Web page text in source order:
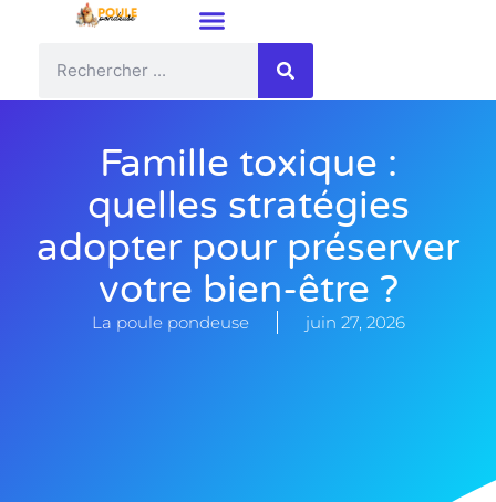
Famille toxique :
quelles stratégies
adopter pour préserver
votre bien-être ?
La poule pondeuse juin 27, 2026